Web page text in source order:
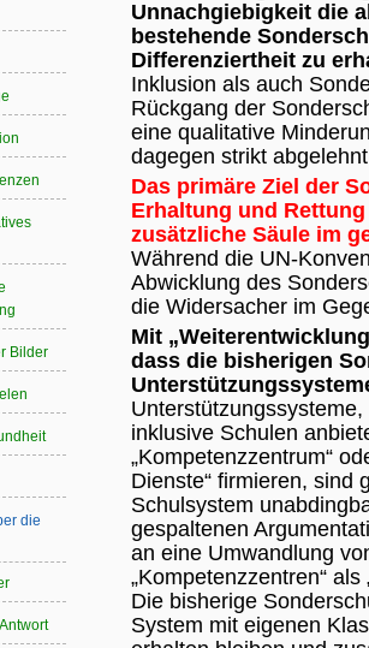
Bilder
die
Unnachgiebigkeit die
bestehende
Differenziertheit zu
Inklusion als auch
Rückgang der
eine qualitative
dagegen strikt
Das primäre Ziel der
Erhaltung und
zusätzliche Säule im
Während die UN-
Abwicklung des
die Widersacher im
Mit
dass die bisherigen
inklusive Schulen
„Kompetenzzentrum“
Dienste“ firmieren, sind
Schulsystem
gespaltenen
an eine Umwandlung
„Kompetenzzentren“
Die bisherige
System mit eigenen